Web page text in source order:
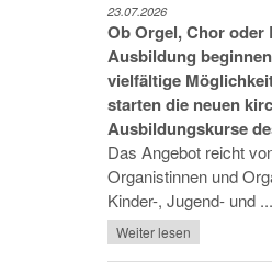
23.07.2026
Ob Orgel, Chor oder
Ausbildung
vielfältige
starten die neuen
Ausbildungskurse
Das Angebot reicht
Organistinnen und
Kinder-, Jugend- und ...
Weiter lesen